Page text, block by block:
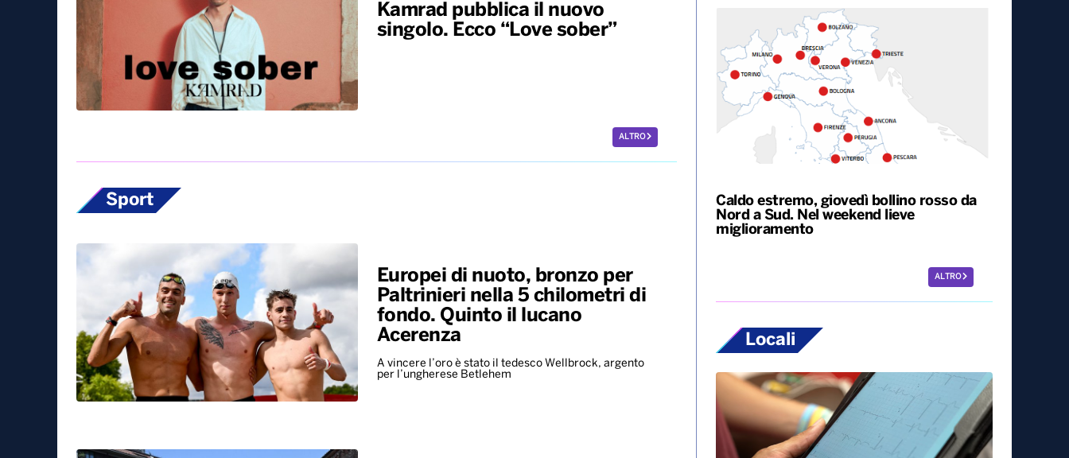
Kamrad pubblica il nuovo
singolo. Ecco “Love sober”
ALTRO
Sport
Europei di nuoto, bronzo per
Paltrinieri nella 5 chilometri di
fondo. Quinto il lucano
Acerenza
A vincere l’oro è stato il tedesco Wellbrock, argento
per l’ungherese Betlehem
Caldo estremo, giovedì bollino rosso da
Nord a Sud. Nel weekend lieve
miglioramento
ALTRO
Locali